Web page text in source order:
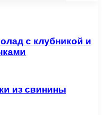
с клубникой и
из свинины